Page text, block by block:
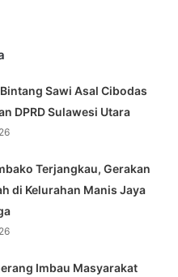
Sawi Asal Cibodas
DPRD Sulawesi Utara
Terjangkau, Gerakan
di Kelurahan Manis Jaya
Imbau Masyarakat